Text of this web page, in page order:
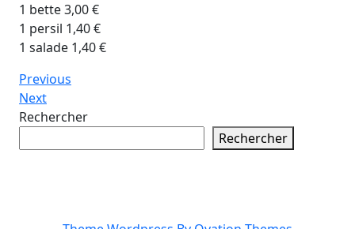
1 bette 3,00 €
1 persil 1,40 €
1 salade 1,40 €
Navigation
de
l’article
Previous
Post
Previous
Next
Post
Next
Rechercher
Rechercher